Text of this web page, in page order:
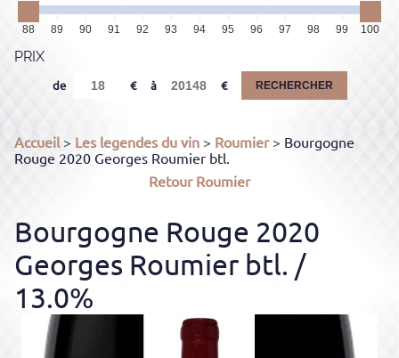
88 89 90 91 92 93 94 95 96 97 98 99 100
PRIX
de à RECHERCHER
Accueil> Les legendes du vin > Roumier> Bourgogne
Rouge 2020 Georges Roumier btl.
RetourRoumier
Bourgogne Rouge 2020
Georges Roumier btl. /
13.0%